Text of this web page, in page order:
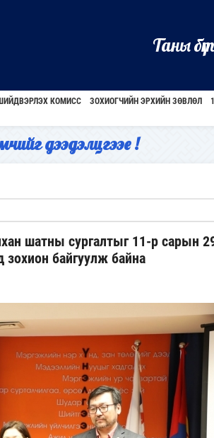
Таны
КОМИСС ЗОХИОГЧИЙН ЭРХИЙН ЗӨВЛӨЛ
дээдэлцгээе !
шатны сургалтыг 11-р сарын
байгуулж байна